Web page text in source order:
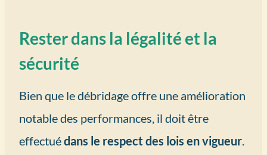
Rester dans la légalité et la
sécurité
Bien que le débridage offre une amélioration
notable des performances, il doit être
effectuédans le respect des lois en vigueur